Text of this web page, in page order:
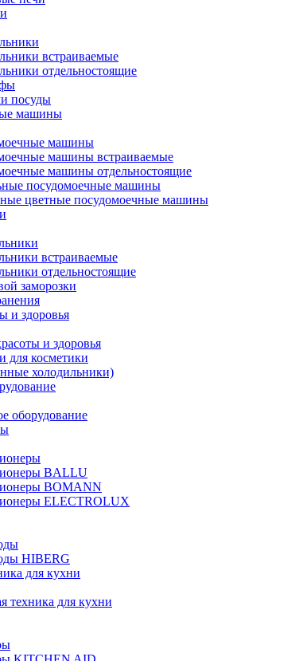
встраиваемые
отдельностоящие
посуды
машины
машины
машины встраиваемые
машины отдельностоящие
посудомоечные машины
цветные посудомоечные машины
встраиваемые
отдельностоящие
заморозки
и здоровья
и здоровья
для косметики
холодильники)
оборудование
BALLU
BOMANN
ELECTROLUX
HIBERG
для кухни
техника для кухни